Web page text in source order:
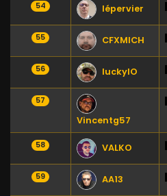
54 lépervier
55 CFXMICH
56 luckyIO
57
Vincentg57
58 VALKO
59 AA13